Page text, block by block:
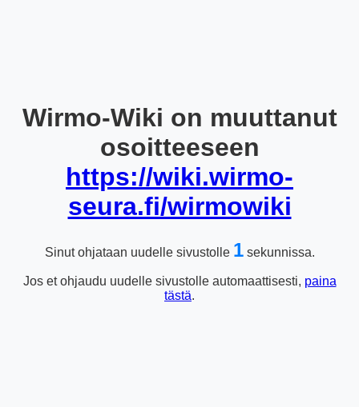
Wirmo-Wiki on muuttanut
osoitteeseen
https://wiki.wirmo-
seura.fi/wirmowiki
Sinut ohjataan uudelle sivustolle 1sekunnissa.
Jos et ohjaudu uudelle sivustolle automaattisesti, paina
tästä.